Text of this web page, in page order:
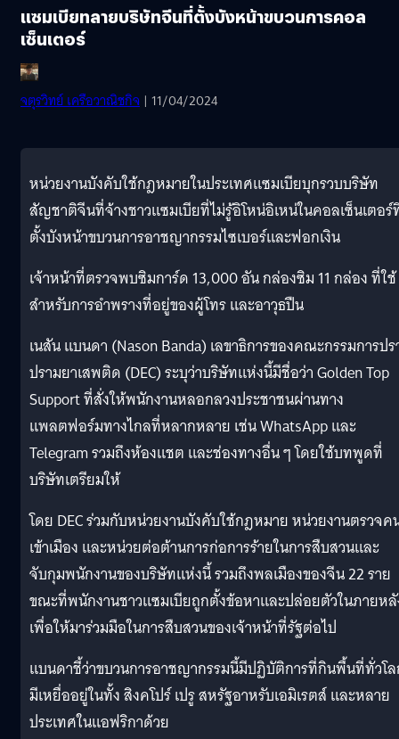
แซมเบียทลายบริษัทจีนที่ตั้งบังหน้าขบวนการคอล
เซ็นเตอร์
จตุรวิทย์ เครือวาณิชกิจ | 11/04/2024
หน่วยงานบังคับใช้กฎหมายในประเทศแซมเบียบุกรวบบริษัท
สัญชาติจีนที่จ้างชาวแซมเบียที่ไม่รู้อิโหน่อิเหน่ในคอลเซ็นเตอร์
ตั้งบังหน้าขบวนการอาชญากรรมไซเบอร์และฟอกเงิน
เจ้าหน้าที่ตรวจพบซิมการ์ด 13,000 อัน กล่องซิม 11 กล่อง ที่ใช้
สำหรับการอำพรางที่อยู่ของผู้โทร และอาวุธปืน
เนสัน แบนดา (Nason Banda) เลขาธิการของคณะกรรมการป
ปรามยาเสพติด (DEC) ระบุว่าบริษัทแห่งนี้มีชื่อว่า Golden Top
Support ที่สั่งให้พนักงานหลอกลวงประชาชนผ่านทาง
แพลตฟอร์มทางไกลที่หลากหลาย เช่น WhatsApp และ
Telegram รวมถึงห้องแชต และช่องทางอื่น ๆ โดยใช้บทพูดที่
บริษัทเตรียมให้
โดย DEC ร่วมกับหน่วยงานบังคับใช้กฎหมาย หน่วยงานตรวจค
เข้าเมือง และหน่วยต่อต้านการก่อการร้ายในการสืบสวนและ
จับกุมพนักงานของบริษัทแห่งนี้ รวมถึงพลเมืองของจีน 22 ราย
ขณะที่พนักงานชาวแซมเบียถูกตั้งข้อหาและปล่อยตัวในภายห
เพื่อให้มาร่วมมือในการสืบสวนของเจ้าหน้าที่รัฐต่อไป
แบนดาชี้ว่าขบวนการอาชญากรรมนี้มีปฏิบัติการที่กินพื้นที่ทั่วโ
มีเหยื่ออยู่ในทั้ง สิงคโปร์ เปรู สหรัฐอาหรับเอมิเรตส์ และหลาย
ประเทศในแอฟริกาด้วย